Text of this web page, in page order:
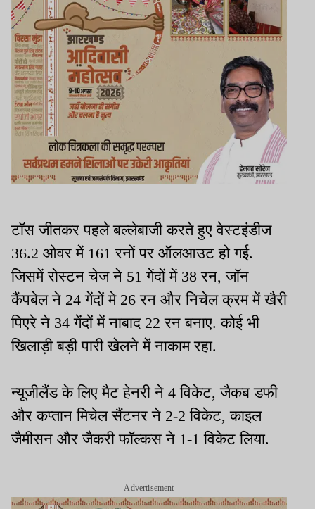
टॉस जीतकर पहले बल्लेबाजी करते हुए वेस्टइंडीज
36.2 ओवर में 161 रनों पर ऑलआउट हो गई.
जिसमें रोस्टन चेज ने 51 गेंदों में 38 रन, जॉन
कैंपबेल ने 24 गेंदों मे 26 रन और निचेल क्रम में खैरी
पिएरे ने 34 गेंदों में नाबाद 22 रन बनाए. कोई भी
खिलाड़ी बड़ी पारी खेलने में नाकाम रहा.
न्यूजीलैंड के लिए मैट हेनरी ने 4 विकेट, जैकब डफी
और कप्तान मिचेल सैंटनर ने 2-2 विकेट, काइल
जैमीसन और जैकरी फॉल्कस ने 1-1 विकेट लिया.
Advertisement